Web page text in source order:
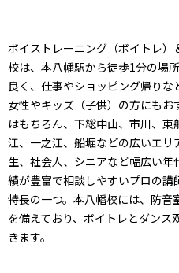
ボイストレーニング（ボイトレ）
校は、本八幡駅から徒歩1分の場
良く、仕事やショッピング帰りな
女性やキッズ（子供）の方にも
はもちろん、下総中山、市川、
江、一之江、船堀などの広いエリ
生、社会人、シニアなど幅広い
績が豊富で相談しやすいプロの
特長の一つ。本八幡校には、防
を備えており、ボイトレとダン
きます。